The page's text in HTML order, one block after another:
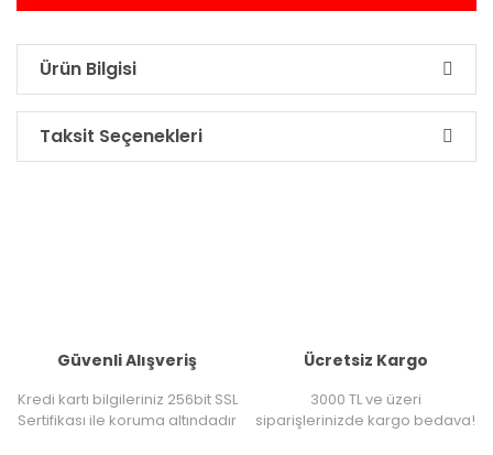
Ürün Bilgisi
Taksit Seçenekleri
Güvenli Alışveriş
Kredi kartı bilgileriniz 256bit SSL
Sertifikası ile koruma altındadır
Ücretsiz Kargo
3000 TL ve üzeri
siparişlerinizde kargo bedava!